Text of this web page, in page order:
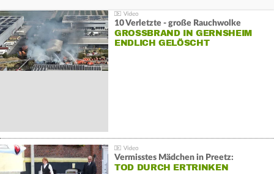
10 Verletzte - große Rauchwolke
GROSSBRAND IN GERNSHEIM E
NDLICH GELÖSCHT
Vermisstes Mädchen in Preetz:
TOD DURCH ERTRINKEN